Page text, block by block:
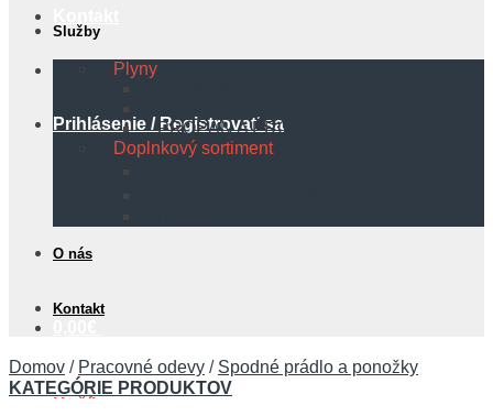
Prihlásenie / Registrovať sa
Košík
Služby
Plyny
PROPÁN A PROPÁN BUTÁN
Doplnkový sortiment
O nás
Kontakt
Domov / Pracovné odevy / Spodné prádlo a ponožky
KATEGÓRIE PRODUKTOV